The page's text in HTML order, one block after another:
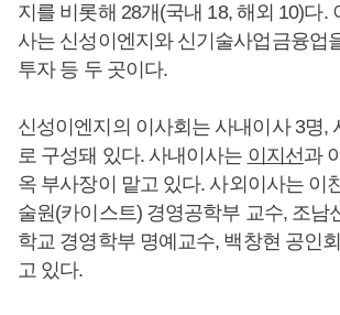
지를 비롯해 28개(국내 18, 해외 10)다.
사는 신성이엔지와 신기술사업금융업
투자 등 두 곳이다.
신성이엔지의 이사회는 사내이사 3명,
로 구성돼 있다. 사내이사는 이지선과
옥 부사장이 맡고 있다. 사외이사는 이
술원(카이스트) 경영공학부 교수, 조남
학교 경영학부 명예교수, 백창현 공인
고 있다.